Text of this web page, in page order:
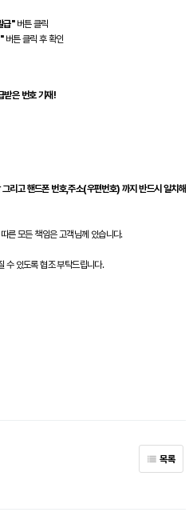
급"버튼 클릭
버튼 클릭 후 확인
받은 번호 기재!
리고 핸드폰 번호,주소(우편번호) 까지 반드시 일치해
른 모든 책임은 고객님께 있습니다.
수 있도록 협조 부탁드립니다.
목록